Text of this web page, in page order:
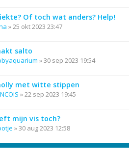
Of toch wat anders? Help!
»25 okt 2023 23:47
salto
»30 sep 2023 19:54
met witte stippen
»22 sep 2023 19:45
mijn vis toch?
»30 aug 2023 12:58